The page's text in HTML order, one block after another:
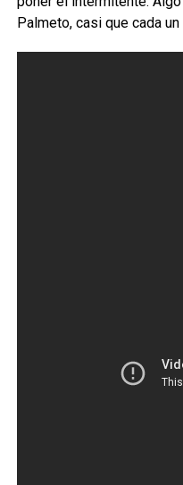
Palmeto, casi que cada